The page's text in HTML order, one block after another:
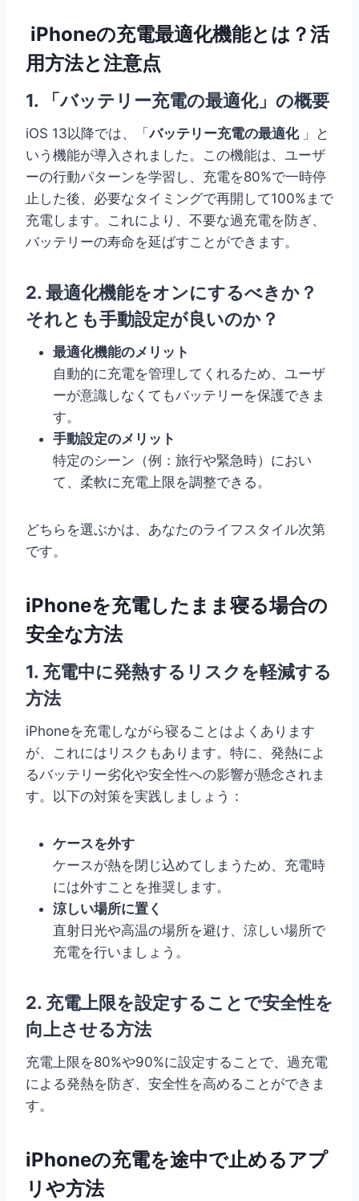
iPhoneの充電最適化機能とは？活
用方法と注意点
1. 「バッテリー充電の最適化」の概要
iOS 13以降では、「バッテリー充電の最適化 」と
いう機能が導入されました。この機能は、ユーザ
ーの行動パターンを学習し、充電を80%で一時停
止した後、必要なタイミングで再開して100%まで
充電します。これにより、不要な過充電を防ぎ、
バッテリーの寿命を延ばすことができます。
2. 最適化機能をオンにするべきか？
それとも手動設定が良いのか？
最適化機能のメリット
自動的に充電を管理してくれるため、ユーザ
ーが意識しなくてもバッテリーを保護できま
す。
手動設定のメリット
特定のシーン（例：旅行や緊急時）におい
て、柔軟に充電上限を調整できる。
どちらを選ぶかは、あなたのライフスタイル次第
です。
iPhoneを充電したまま寝る場合の
安全な方法
1. 充電中に発熱するリスクを軽減する
方法
iPhoneを充電しながら寝ることはよくあります
が、これにはリスクもあります。特に、発熱によ
るバッテリー劣化や安全性への影響が懸念されま
す。以下の対策を実践しましょう：
ケースを外す
ケースが熱を閉じ込めてしまうため、充電時
には外すことを推奨します。
涼しい場所に置く
直射日光や高温の場所を避け、涼しい場所で
充電を行いましょう。
2. 充電上限を設定することで安全性を
向上させる方法
充電上限を80%や90%に設定することで、過充電
による発熱を防ぎ、安全性を高めることができま
す。
iPhoneの充電を途中で止めるアプ
リや方法